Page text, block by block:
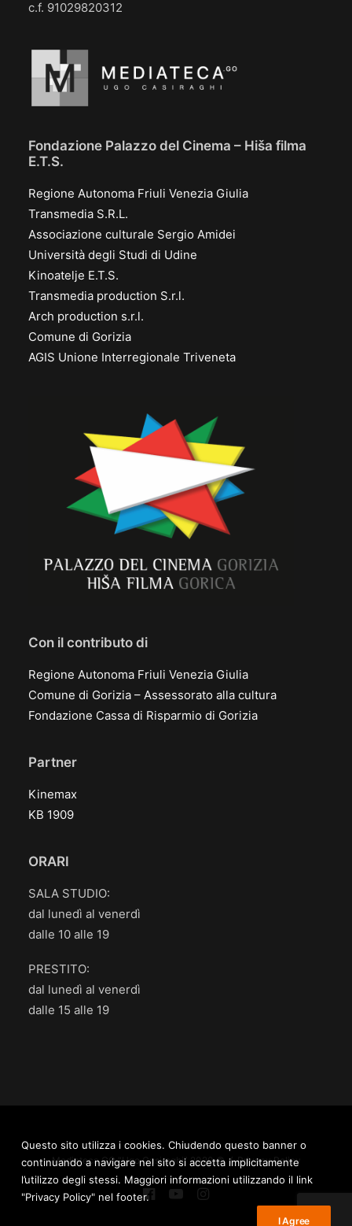
c.f. 91029820312
Fondazione Palazzo del Cinema – Hiša filma
E.T.S.
Regione Autonoma Friuli Venezia Giulia
Transmedia S.R.L.
Associazione culturale Sergio Amidei
Università degli Studi di Udine
Kinoatelje E.T.S.
Transmedia production S.r.l.
Arch production s.r.l.
Comune di Gorizia
AGIS Unione Interregionale Triveneta
Con il contributo di
Regione Autonoma Friuli Venezia Giulia
Comune di Gorizia – Assessorato alla cultura
Fondazione Cassa di Risparmio di Gorizia
Partner
Kinemax
KB 1909
ORARI
SALA STUDIO:
dal lunedì al venerdì
dalle 10 alle 19
PRESTITO:
dal lunedì al venerdì
dalle 15 alle 19
Mediateca.GO “Ugo Casiraghi” 2020 © /Privacy Policy
Questo sito utilizza i cookies. Chiudendo questo banner o
continuando a navigare nel sito si accetta implicitamente
l’utilizzo degli stessi. Maggiori informazioni utilizzando il link
"Privacy Policy" nel footer.
I Agree